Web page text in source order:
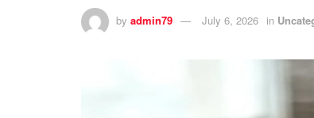
by admin79 July 6, 2026 in